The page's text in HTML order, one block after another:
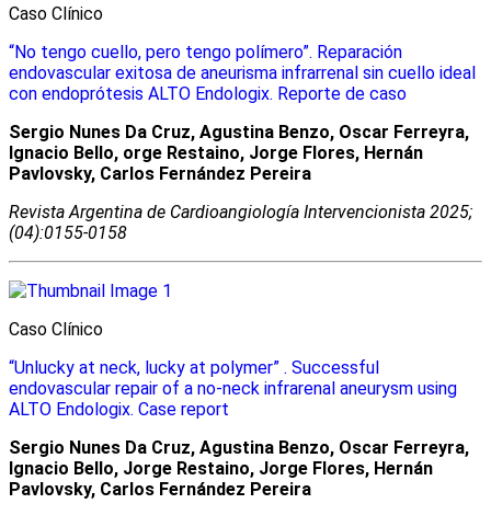
Caso Clínico
“No tengo cuello, pero tengo polímero”. Reparación
endovascular exitosa de aneurisma infrarrenal sin cuello ideal
con endoprótesis ALTO Endologix. Reporte de caso
Sergio Nunes Da Cruz, Agustina Benzo, Oscar Ferreyra,
Ignacio Bello, orge Restaino, Jorge Flores, Hernán
Pavlovsky, Carlos Fernández Pereira
Revista Argentina de Cardioangiologí­a Intervencionista 2025;
(04):0155-0158
Caso Clínico
“Unlucky at neck, lucky at polymer” . Successful
endovascular repair of a no-neck infrarenal aneurysm using
ALTO Endologix. Case report
Sergio Nunes Da Cruz, Agustina Benzo, Oscar Ferreyra,
Ignacio Bello, Jorge Restaino, Jorge Flores, Hernán
Pavlovsky, Carlos Fernández Pereira